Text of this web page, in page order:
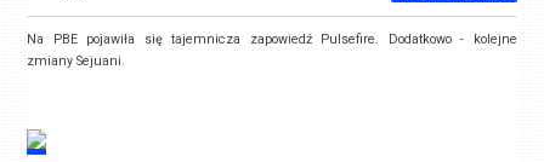
Na PBE pojawiła się tajemnicza zapowiedź Pulsefire. Dodatkowo - kolejne
zmiany Sejuani.